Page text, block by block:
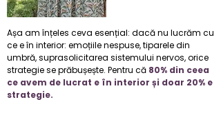
Așa am înțeles ceva esențial: dacă nu lucrăm cu
ce e în interior: emoțiile nespuse, tiparele din
umbră, suprasolicitarea sistemului nervos, orice
strategie se prăbușește. Pentru că 80% din ceea
ce avem de lucrat e în interior și doar 20% e
strategie. ​